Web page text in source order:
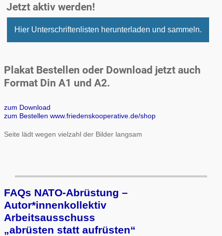
Jetzt aktiv werden!
Hier Unterschriftenlisten herunterladen und sammeln.
Plakat Bestellen oder Download jetzt auch
Format Din A1 und A2.
zum Download
zum Bestellen www.friedenskooperative.de/shop
Seite lädt wegen vielzahl der Bilder langsam
FAQs NATO-Abrüstung –
Autor*innenkollektiv
Arbeits­aus­schuss
„ab­rüs­ten statt auf­rüs­ten“